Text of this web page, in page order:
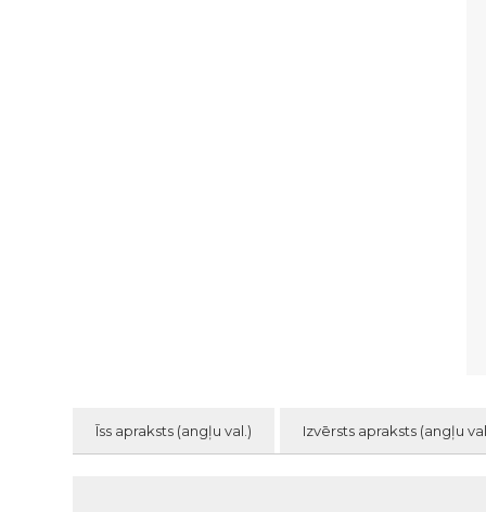
Īss apraksts (angļu val.) Izvērsts apraksts (angļu